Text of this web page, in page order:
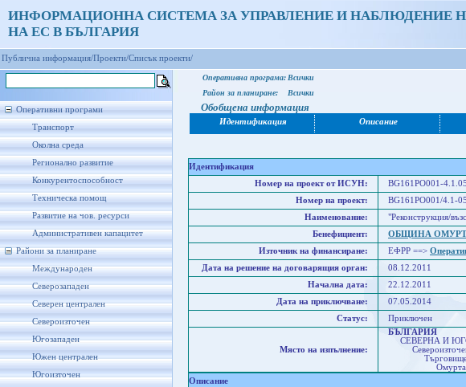
ИНФОРМАЦИОННА СИСТЕМА ЗА УПРАВЛЕНИЕ И НАБЛЮДЕНИЕ
НА ЕС В БЪЛГАРИЯ
Публична информация/Проекти/Списък проекти/
Оперативни програми
Транспорт
Околна среда
Регионално развитие
Конкурентоспособност
Техническа помощ
Развитие на чов. ресурси
Административен капацитет
Райони за планиране
Международен
Северозападен
Северен централен
Североизточен
Югозападен
Южен централен
Югоизточен
Оперативна програма: Всички
Район за планиране:
Всички
Обобщена информация
Идентификация Описание
Идентификация
Номер на проект от ИСУН:
BG161PO001-
Номер на проект:
BG161PO001/4.1-
Наименование:
"Реконструкция/
Бенефициент:
ОБЩИНА
Източник на финансиране:
ЕФРР ==>
Дата на решение на договарящия орган:
08.12.2011
Начална дата:
22.12.2011
Дата на приключване:
07.05.2014
Статус:
Приключен
Място на изпълнение:
БЪЛГАРИЯ
СЕВЕРНА И
Описание